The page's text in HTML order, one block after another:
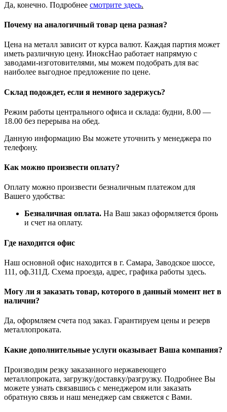
Да, конечно. Подробнее смотрите здесь.
Почему на аналогичный товар цена разная?
Цена на металл зависит от курса валют. Каждая партия может
иметь различную цену. ИноксНао работает напрямую с
заводами-изготовителями, мы можем подобрать для вас
наиболее выгодное предложение по цене.
Склад подождет, если я немного задержусь?
Режим работы центрального офиса и склада: будни, 8.00 —
18.00 без перерыва на обед.
Данную информацию Вы можете уточнить у менеджера по
телефону.
Как можно произвести оплату?
Оплату можно произвести безналичным платежом для
Вашего удобства:
Безналичная оплата. На Ваш заказ оформляется бронь
и счет на оплату.
Где находится офис
Наш основной офис находится в г. Самара, Заводское шоссе,
111, оф.311Д. Схема проезда, адрес, графика работы здесь.
Могу ли я заказать товар, которого в данный момент нет в
наличии?
Да, оформляем счета под заказ. Гарантируем цены и резерв
металлопроката.
Какие дополнительные услуги оказывает Ваша компания?
Производим резку заказанного нержавеющего
металлопроката, загрузку/доставку/разгрузку. Подробнее Вы
можете узнать связавшись с менеджером или заказать
обратную связь и наш менеджер сам свяжется с Вами.